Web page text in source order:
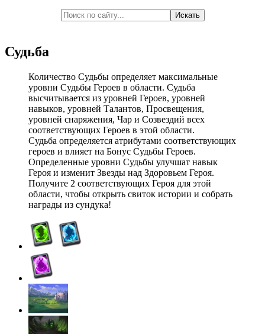
Судьба
Количество Судьбы определяет максимальные
уровни Судьбы Героев в области. Судьба
высчитывается из уровней Героев, уровней
навыков, уровней Талантов, Просвещения,
уровней снаряжения, Чар и Созвездий всех
соответствующих Героев в этой области.
Судьба определяется атрибутами соответствующих
героев и влияет на Бонус Судьбы Героев.
Определенные уровни Судьбы улучшат навык
Героя и изменит Звезды над Здоровьем Героя.
Получите 2 соответствующих Героя для этой
области, чтобы открыть свиток истории и собрать
награды из сундука!